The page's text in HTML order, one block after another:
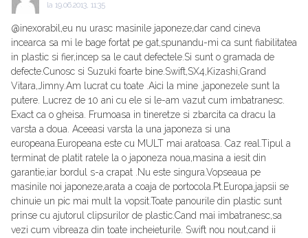
la 19.06.2013, 11:35
@inexorabil,eu nu urasc masinile japoneze,dar cand cineva
incearca sa mi le bage fortat pe gat,spunandu-mi ca sunt fiabilitatea
in plastic si fier,incep sa le caut defectele.Si sunt o gramada de
defecte.Cunosc si Suzuki foarte bine.Swift,SX4,Kizashi,Grand
Vitara,Jimny.Am lucrat cu toate .Aici la mine ,japonezele sunt la
putere. Lucrez de 10 ani cu ele si le-am vazut cum imbatranesc.
Exact ca o gheisa. Frumoasa in tineretze si zbarcita ca dracu la
varsta a doua. Aceeasi varsta la una japoneza si una
europeana.Europeana este cu MULT mai aratoasa. Caz real.Tipul a
terminat de platit ratele la o japoneza noua,masina a iesit din
garantie,iar bordul s-a crapat .Nu este singura.Vopseaua pe
masinile noi japoneze,arata a coaja de portocola.Pt.Europa,japsii se
chinuie un pic mai mult la vopsit.Toate panourile din plastic sunt
prinse cu ajutorul clipsurilor de plastic.Cand mai imbatranesc,sa
vezi cum vibreaza din toate incheieturile. Swift nou nout,cand ii